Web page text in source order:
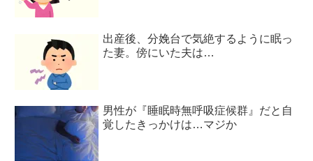
出産後、分娩台で気絶するように眠っ
た妻。傍にいた夫は…
男性が『睡眠時無呼吸症候群』だと自
覚したきっかけは…マジか